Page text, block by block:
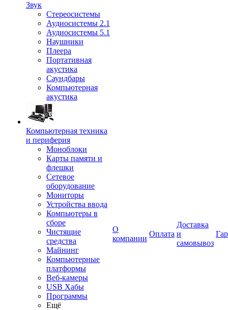
Звук
Стереосистемы
Аудиосистемы 2.1
Аудиосистемы 5.1
Наушники
Плеера
Портативная
акустика
Саундбары
Компьютерная
акустика
Компьютерная техника
и периферия
Моноблоки
Карты памяти и
флешки
Сетевое
оборудование
Мониторы
Устройства ввода
Компьютеры в
сборе
Чистящие
средства
Майнинг
Компьютерные
платформы
Веб-камеры
USB Хабы
Программы
Ещё
О
компании
Оплата
Доставка
и
самовывоз